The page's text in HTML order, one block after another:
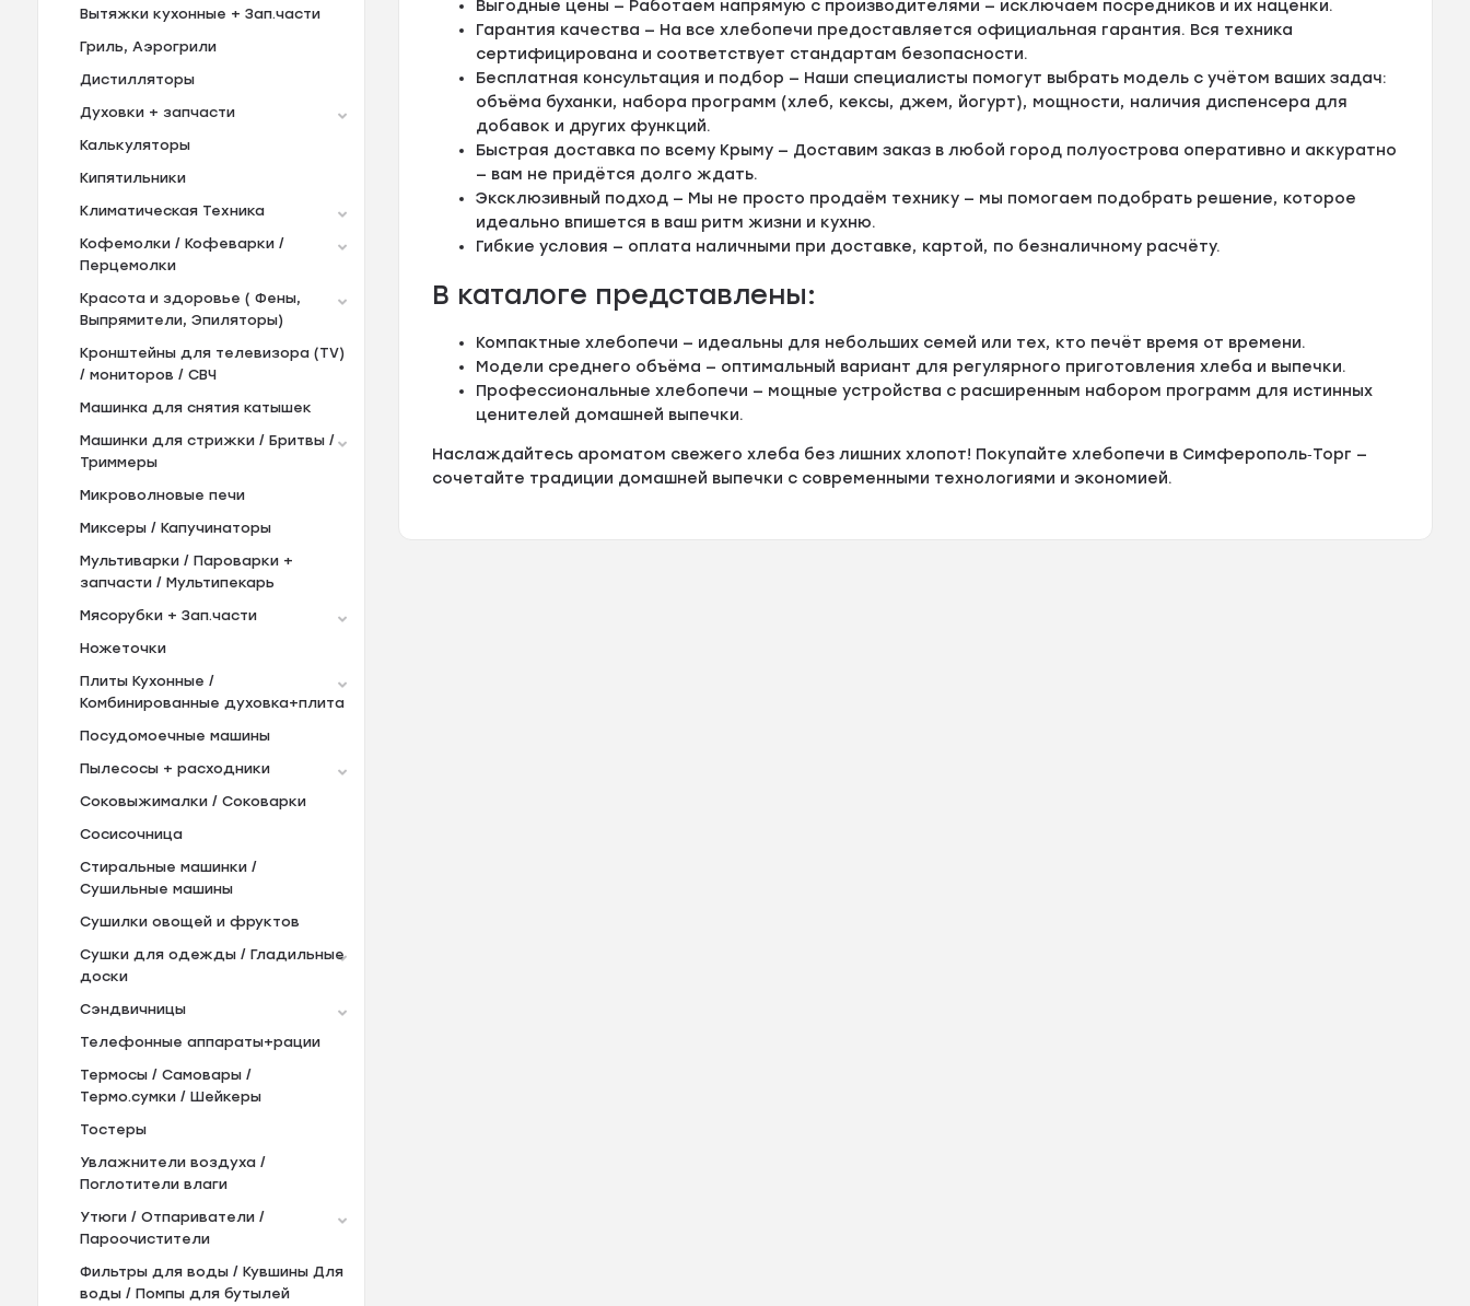
Вытяжки кухонные + Зап.части
Гриль, Аэрогрили
Дистилляторы
Духовки + запчасти
Калькуляторы
Кипятильники
Климатическая Техника
Кофемолки / Кофеварки /
Перцемолки
Красота и здоровье ( Фены,
Выпрямители, Эпиляторы)
Кронштейны для телевизора (TV)
/ мониторов / СВЧ
Машинка для снятия катышек
Машинки для стрижки / Бритвы /
Триммеры
Микроволновые печи
Миксеры / Капучинаторы
Мультиварки / Пароварки +
запчасти / Мультипекарь
Мясорубки + Зап.части
Ножеточки
Плиты Кухонные /
Комбинированные духовка+плита
Посудомоечные машины
Пылесосы + расходники
Соковыжималки / Соковарки
Сосисочница
Стиральные машинки /
Сушильные машины
Сушилки овощей и фруктов
Сушки для одежды / Гладильные
доски
Сэндвичницы
Телефонные аппараты+рации
Термосы / Самовары /
Термо.сумки / Шейкеры
Тостеры
Увлажнители воздуха /
Поглотители влаги
Утюги / Отпариватели /
Пароочистители
Фильтры для воды / Кувшины Для
воды / Помпы для бутылей
Выгодные цены — Работаем напрямую с производителями — исключаем посредников и их наценки.
Гарантия качества — На все хлебопечи предоставляется официальная гарантия. Вся техника
сертифицирована и соответствует стандартам безопасности.
Бесплатная консультация и подбор — Наши специалисты помогут выбрать модель с учётом ваших задач:
объёма буханки, набора программ (хлеб, кексы, джем, йогурт), мощности, наличия диспенсера для
добавок и других функций.
Быстрая доставка по всему Крыму — Доставим заказ в любой город полуострова оперативно и аккуратно
— вам не придётся долго ждать.
Эксклюзивный подход — Мы не просто продаём технику — мы помогаем подобрать решение, которое
идеально впишется в ваш ритм жизни и кухню.
Гибкие условия — оплата наличными при доставке, картой, по безналичному расчёту.
В каталоге представлены:
Компактные хлебопечи — идеальны для небольших семей или тех, кто печёт время от времени.
Модели среднего объёма — оптимальный вариант для регулярного приготовления хлеба и выпечки.
Профессиональные хлебопечи — мощные устройства с расширенным набором программ для истинных
ценителей домашней выпечки.
Наслаждайтесь ароматом свежего хлеба без лишних хлопот! Покупайте хлебопечи в Симферополь‑Торг —
сочетайте традиции домашней выпечки с современными технологиями и экономией.